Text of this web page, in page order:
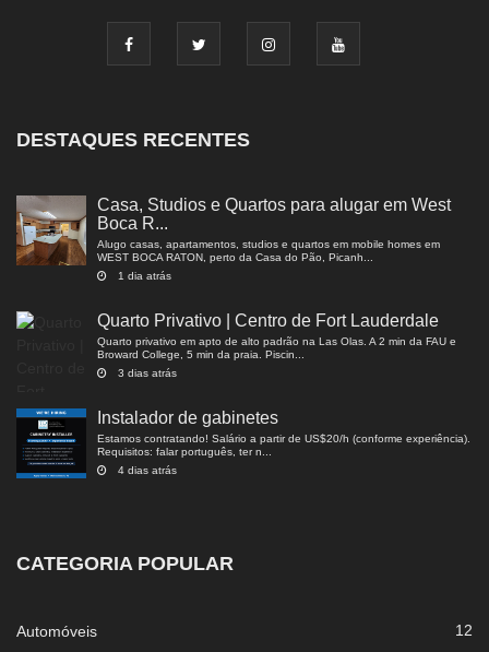
DESTAQUES RECENTES
Casa, Studios e Quartos para alugar em West
Boca R...
Alugo casas, apartamentos, studios e quartos em mobile homes em
WEST BOCA RATON, perto da Casa do Pão, Picanh...
1 dia atrás
Quarto Privativo | Centro de Fort Lauderdale
Quarto privativo em apto de alto padrão na Las Olas. A 2 min da FAU e
Broward College, 5 min da praia. Piscin...
3 dias atrás
Instalador de gabinetes
Estamos contratando! Salário a partir de US$20/h (conforme experiência).
Requisitos: falar português, ter n...
4 dias atrás
CATEGORIA POPULAR
Automóveis 12